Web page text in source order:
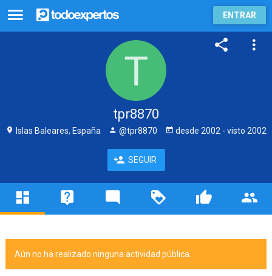
ENTRAR
tpr8870
Islas Baleares, España @tpr8870 desde 2002 - visto 2002
SEGUIR
Aún no ha realizado ninguna actividad pública.